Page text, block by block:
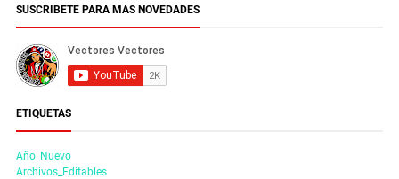
SUSCRIBETE PARA MAS NOVEDADES
ETIQUETAS
Año_Nuevo
Archivos_Editables